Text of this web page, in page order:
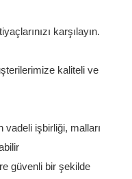
karşılayın.
kaliteli ve
işbirliği, malları
güvenli bir şekilde